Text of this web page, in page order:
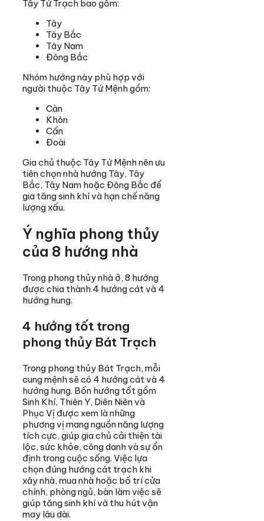
Tây Tứ Trạch bao gồm:
Tây
Tây Bắc
Tây Nam
Đông Bắc
Nhóm hướng này phù hợp với
người thuộc Tây Tứ Mệnh gồm:
Càn
Khôn
Cấn
Đoài
Gia chủ thuộc Tây Tứ Mệnh nên ưu
tiên chọn nhà hướng Tây, Tây
Bắc, Tây Nam hoặc Đông Bắc để
gia tăng sinh khí và hạn chế năng
lượng xấu.
Ý nghĩa phong thủy
của 8 hướng nhà
Trong phong thủy nhà ở, 8 hướng
được chia thành 4 hướng cát và 4
hướng hung.
4 hướng tốt trong
phong thủy Bát Trạch
Trong phong thủy Bát Trạch, mỗi
cung mệnh sẽ có 4 hướng cát và 4
hướng hung. Bốn hướng tốt gồm
Sinh Khí, Thiên Y, Diên Niên và
Phục Vị được xem là những
phương vị mang nguồn năng lượng
tích cực, giúp gia chủ cải thiện tài
lộc, sức khỏe, công danh và sự ổn
định trong cuộc sống. Việc lựa
chọn đúng hướng cát trạch khi
xây nhà, mua nhà hoặc bố trí cửa
chính, phòng ngủ, bàn làm việc sẽ
giúp tăng sinh khí và thu hút vận
may lâu dài.